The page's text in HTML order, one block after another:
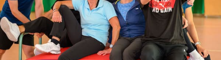
Suche
Leichte Sprache